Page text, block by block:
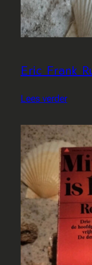
a
l
Eric Frank
Lees verder